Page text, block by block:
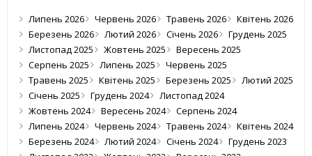
Липень 2026 Червень 2026 Травень 2026
Квітень 2026
Березень 2026
Лютий 2026 Січень 2026
Грудень 2025
Листопад 2025
Жовтень 2025
Вересень 2025
Серпень 2025
Липень 2025
Червень 2025
Травень 2025
Квітень 2025 Березень 2025
Лютий 2025
Січень 2025
Грудень 2024
Листопад 2024
Жовтень 2024
Вересень 2024
Серпень 2024
Липень 2024
Червень 2024 Травень 2024
Квітень 2024
Березень 2024
Лютий 2024 Січень 2024
Грудень 2023